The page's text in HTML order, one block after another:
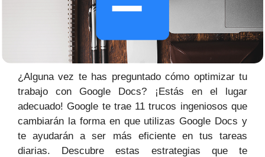
¿Alguna vez te has preguntado cómo optimizar tu
trabajo con Google Docs? ¡Estás en el lugar
adecuado! Google te trae 11 trucos ingeniosos que
cambiarán la forma en que utilizas Google Docs y
te ayudarán a ser más eficiente en tus tareas
diarias. Descubre estas estrategias que te